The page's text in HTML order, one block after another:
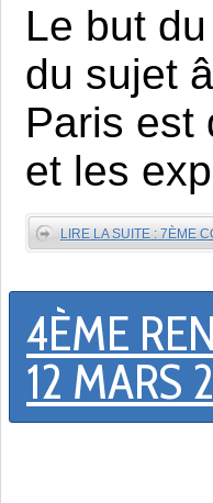
Le but
du sujet
Paris est
et les
LIRE LA SUITE : 7ÈME
4ÈME
12 MARS